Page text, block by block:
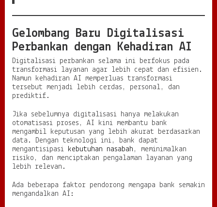
d
l
a
m
L
a
y
a
n
K
e
u
a
n
n
Gelombang Baru Digitalisasi
Perbankan dengan Kehadiran AI
Digitalisasi perbankan selama ini berfokus pada
transformasi layanan agar lebih cepat dan efisien.
Namun kehadiran AI memperluas transformasi
tersebut menjadi lebih cerdas, personal, dan
prediktif.
Jika sebelumnya digitalisasi hanya melakukan
otomatisasi proses, AI kini membantu bank
mengambil keputusan yang lebih akurat berdasarkan
data. Dengan teknologi ini, bank dapat
mengantisipasi kebutuhan nasabah , meminimalkan
risiko, dan menciptakan pengalaman layanan yang
lebih relevan.
Ada beberapa faktor pendorong mengapa bank semakin
mengandalkan AI: